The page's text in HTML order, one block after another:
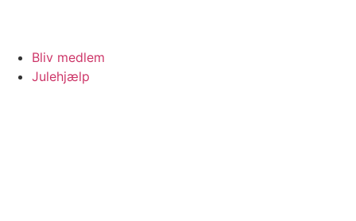
Bliv medlem
Julehjælp